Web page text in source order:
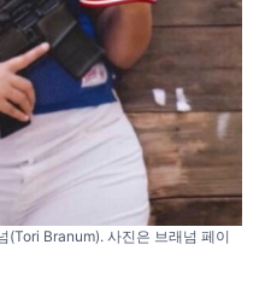
(Tori Branum). 사진은 브래넘 페이